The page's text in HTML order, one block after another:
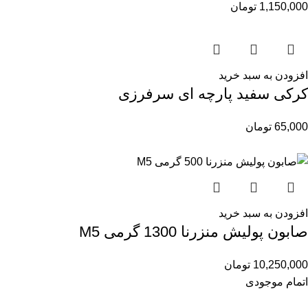
1,150,000 تومان
افزودن به سبد خرید
کرکی سفید پارچه ای سرفرزی
65,000 تومان
افزودن به سبد خرید
صابون پولیش منزرنا 1300 گرمی M5
10,250,000 تومان
اتمام موجودی